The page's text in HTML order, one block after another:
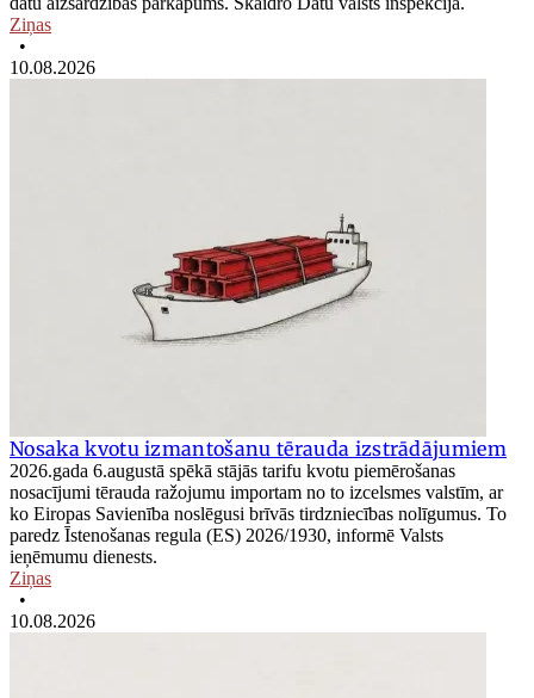
Ziņas
•
10.08.2026
Nosaka kvotu izmantošanu tērauda izstrādājumiem
2026.gada 6.augustā spēkā stājās tarifu kvotu piemērošanas
nosacījumi tērauda ražojumu importam no to izcelsmes valstīm, ar
ko Eiropas Savienība noslēgusi brīvās tirdzniecības nolīgumus. To
paredz Īstenošanas regula (ES) 2026/1930, informē Valsts
ieņēmumu dienests.
Ziņas
•
10.08.2026